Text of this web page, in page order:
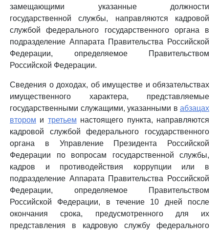
замещающими указанные должности
государственной службы, направляются кадровой
службой федерального государственного органа в
подразделение Аппарата Правительства Российской
Федерации, определяемое Правительством
Российской Федерации.
Сведения о доходах, об имуществе и обязательствах
имущественного характера, представляемые
государственными служащими, указанными в абзацах
втором и третьем настоящего пункта, направляются
кадровой службой федерального государственного
органа в Управление Президента Российской
Федерации по вопросам государственной службы,
кадров и противодействия коррупции или в
подразделение Аппарата Правительства Российской
Федерации, определяемое Правительством
Российской Федерации, в течение 10 дней после
окончания срока, предусмотренного для их
представления в кадровую службу федерального